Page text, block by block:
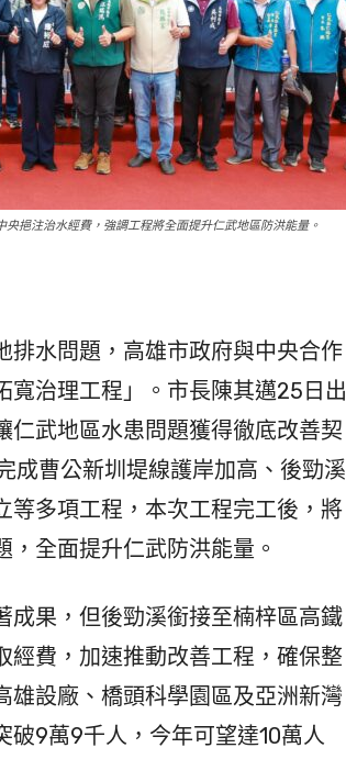
挹注治水經費，強調工程將全面提升仁武地區防洪能量。
水問題，高雄市政府與中央合作
寬治理工程」。市長陳其邁25日出
仁武地區水患問題獲得徹底改善契
成曹公新圳堤線護岸加高、後勁溪
等多項工程，本次工程完工後，將
全面提升仁武防洪能量。
果，但後勁溪銜接至楠梓區高鐵
經費，加速推動改善工程，確保整
雄設廠、橋頭科學園區及亞洲新灣
破9萬9千人，今年可望達10萬人